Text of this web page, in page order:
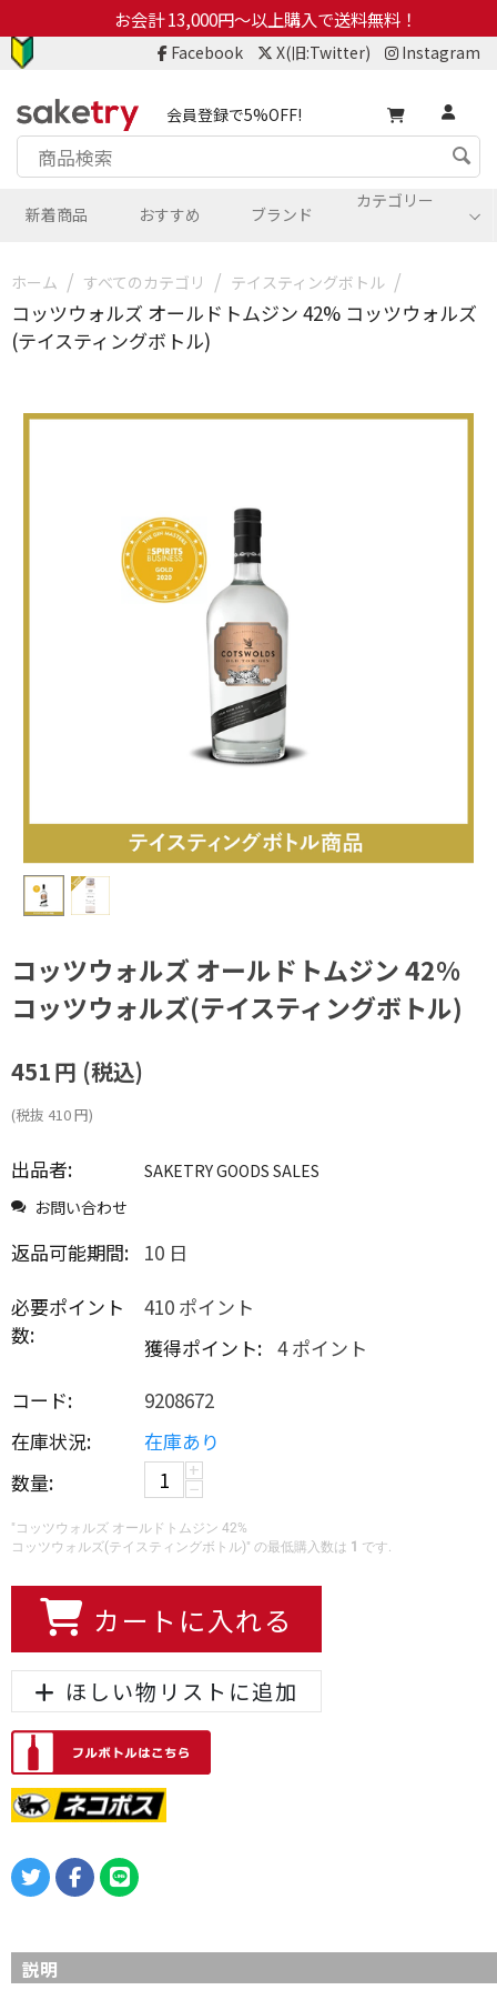
お会計 13,000円～以上購入で送料無料！
Facebook X(旧:Twitter) Instagram
会員登録で5%OFF!
カテゴリー
新着商品 おすすめ ブランド
ホーム / すべてのカテゴリ / テイスティングボトル /
コッツウォルズ オールドトムジン 42% コッツウォルズ
(テイスティングボトル)
コッツウォルズ オールドトムジン 42%
コッツウォルズ(テイスティングボトル)
451円 (税込)
(税抜 410円)
出品者:
SAKETRY GOODS SALES
お問い合わせ
返品可能期間: 10 日
必要ポイント
数:
410 ポイント
獲得ポイント: 4 ポイント
コード:
9208672
在庫状況:
在庫あり
数量:
+
−
"コッツウォルズ オールドトムジン 42%
コッツウォルズ(テイスティングボトル)" の最低購入数は 1 です.
カートに入れる
ほしい物リストに追加
説明